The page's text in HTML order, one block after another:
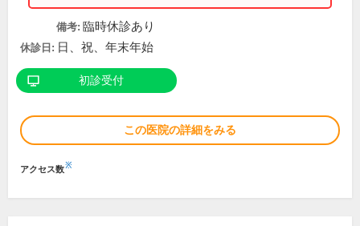
備考: 臨時休診あり
休診日: 日、祝、年末年始
初診受付
この医院の詳細をみる
アクセス数※